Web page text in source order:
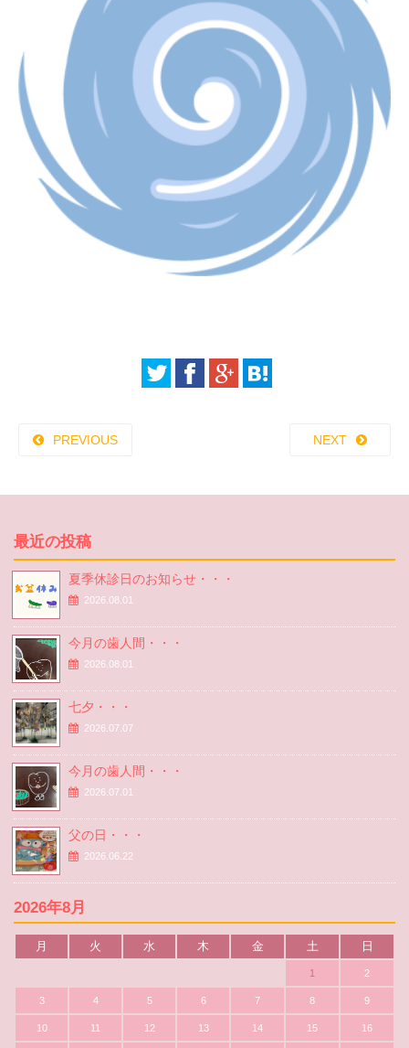
PREVIOUS NEXT
最近の投稿
夏季休診日のお知らせ・・・
2026.08.01
今月の歯人間・・・
2026.08.01
七夕・・・
2026.07.07
今月の歯人間・・・
2026.07.01
父の日・・・
2026.06.22
2026年8月
月 火 水 木 金 土 日
1 2
3 4 5 6 7 8 9
10 11 12 13 14 15 16